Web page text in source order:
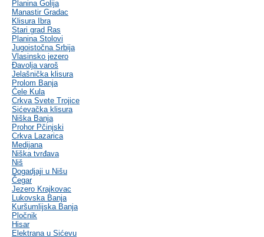
Planina Golija
Manastir Gradac
Klisura Ibra
Stari grad Ras
Planina Stolovi
Jugoistočna Srbija
Vlasinsko jezero
Đavolja varoš
Jelašnička klisura
Prolom Banja
Ćele Kula
Crkva Svete Trojice
Sićevačka klisura
Niška Banja
Prohor Pčinjski
Crkva Lazarica
Medijana
Niška tvrđava
Niš
Dogadjaji u Nišu
Čegar
Jezero Krajkovac
Lukovska Banja
Kuršumlijska Banja
Pločnik
Hisar
Elektrana u Sićevu